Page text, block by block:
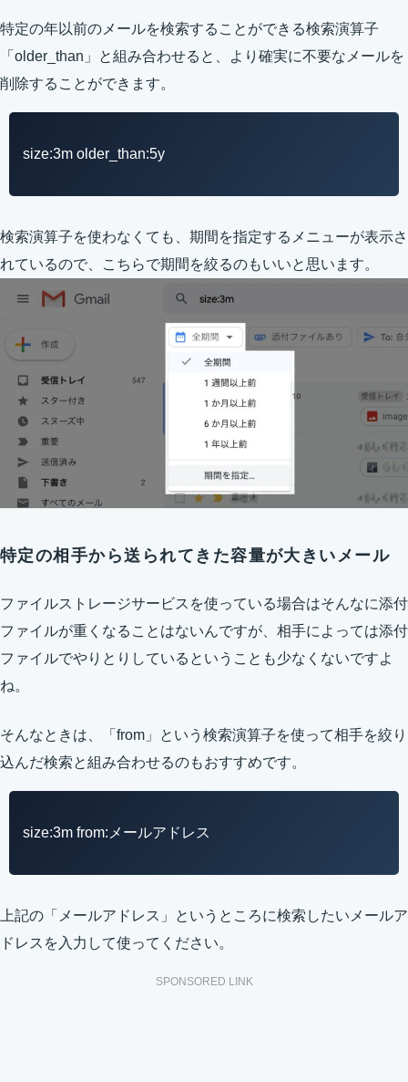
特定の年以前のメールを検索することができる検索演算子
「older_than」と組み合わせると、より確実に不要なメールを
削除することができます。
size:3m older_than:5y
検索演算子を使わなくても、期間を指定するメニューが表示さ
れているので、こちらで期間を絞るのもいいと思います。
特定の相手から送られてきた容量が大きいメール
ファイルストレージサービスを使っている場合はそんなに添付
ファイルが重くなることはないんですが、相手によっては添付
ファイルでやりとりしているということも少なくないですよ
ね。
そんなときは、「from」という検索演算子を使って相手を絞り
込んだ検索と組み合わせるのもおすすめです。
size:3m from:メールアドレス
上記の「メールアドレス」というところに検索したいメールア
ドレスを入力して使ってください。
SPONSORED LINK